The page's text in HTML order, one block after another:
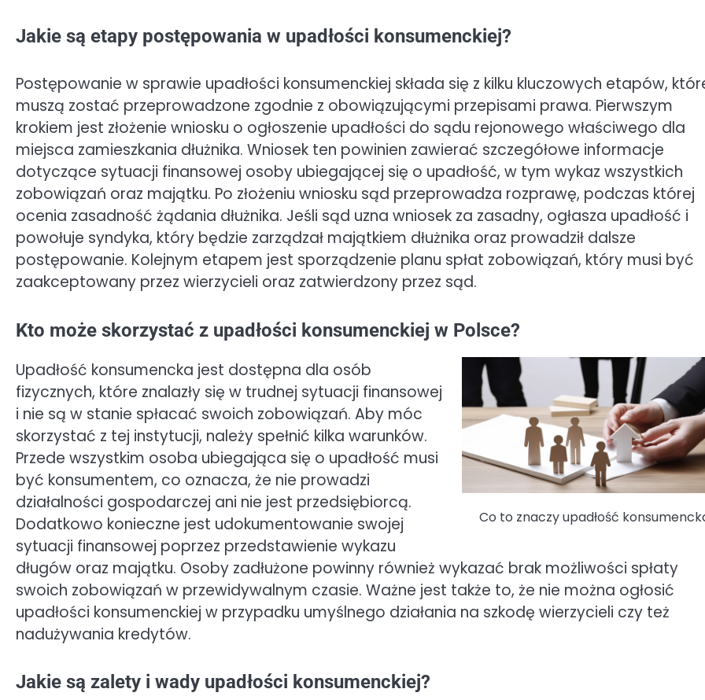
Jakie są etapy postępowania w upadłości konsumenckiej?
Postępowanie w sprawie upadłości konsumenckiej składa się z kilku kluczowych etapów,
muszą zostać przeprowadzone zgodnie z obowiązującymi przepisami prawa. Pierwszym
krokiem jest złożenie wniosku o ogłoszenie upadłości do sądu rejonowego właściwego dla
miejsca zamieszkania dłużnika. Wniosek ten powinien zawierać szczegółowe informacje
dotyczące sytuacji finansowej osoby ubiegającej się o upadłość, w tym wykaz wszystkich
zobowiązań oraz majątku. Po złożeniu wniosku sąd przeprowadza rozprawę, podczas której
ocenia zasadność żądania dłużnika. Jeśli sąd uzna wniosek za zasadny, ogłasza upadłość i
powołuje syndyka, który będzie zarządzał majątkiem dłużnika oraz prowadził dalsze
postępowanie. Kolejnym etapem jest sporządzenie planu spłat zobowiązań, który musi być
zaakceptowany przez wierzycieli oraz zatwierdzony przez sąd.
Kto może skorzystać z upadłości konsumenckiej w Polsce?
Co to znaczy upadłość
Upadłość konsumencka jest dostępna dla osób
fizycznych, które znalazły się w trudnej sytuacji finansowej
i nie są w stanie spłacać swoich zobowiązań. Aby móc
skorzystać z tej instytucji, należy spełnić kilka warunków.
Przede wszystkim osoba ubiegająca się o upadłość musi
być konsumentem, co oznacza, że nie prowadzi
działalności gospodarczej ani nie jest przedsiębiorcą.
Dodatkowo konieczne jest udokumentowanie swojej
sytuacji finansowej poprzez przedstawienie wykazu
długów oraz majątku. Osoby zadłużone powinny również wykazać brak możliwości spłaty
swoich zobowiązań w przewidywalnym czasie. Ważne jest także to, że nie można ogłosić
upadłości konsumenckiej w przypadku umyślnego działania na szkodę wierzycieli czy też
nadużywania kredytów.
Jakie są zalety i wady upadłości konsumenckiej?